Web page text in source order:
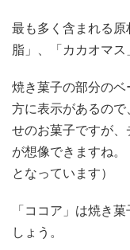
最も多く含まれる
脂」、「カカオマス
焼き菓子の部分の
方に表示があるの
せのお菓子ですが
が想像できますね
となっています）
「ココア」は焼き
しょう。